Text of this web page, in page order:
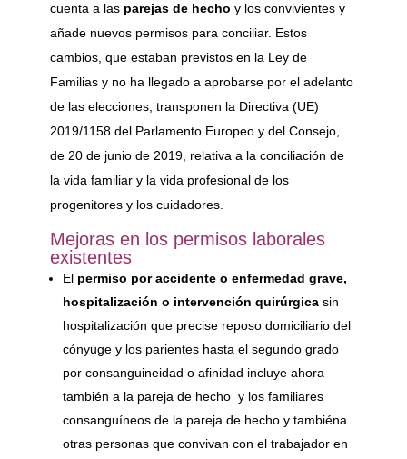
cuenta a las parejas de hecho y los convivientes y
añade nuevos permisos para conciliar. Estos
cambios, que estaban previstos en la Ley de
Familias y no ha llegado a aprobarse por el adelanto
de las elecciones, transponen la Directiva (UE)
2019/1158 del Parlamento Europeo y del Consejo,
de 20 de junio de 2019, relativa a la conciliación de
la vida familiar y la vida profesional de los
progenitores y los cuidadores.
Mejoras en los permisos laborales
existentes
El permiso por accidente o enfermedad grave,
hospitalización o intervención quirúrgicasin
hospitalización que precise reposo domiciliario del
cónyuge y los parientes hasta el segundo grado
por consanguineidad o afinidad incluye ahora
también a la pareja de hecho y los familiares
consanguíneos de la pareja de hecho y tambiéna
otras personas que convivan con el trabajador en